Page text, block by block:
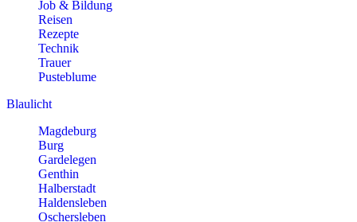
Job & Bildung
Reisen
Rezepte
Technik
Trauer
Pusteblume
Blaulicht
Magdeburg
Burg
Gardelegen
Genthin
Halberstadt
Haldensleben
Oschersleben